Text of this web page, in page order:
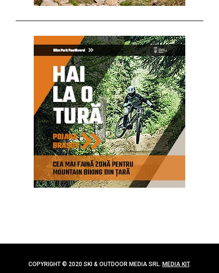
COPYRIGHT © 2020 SKI & OUTDOOR MEDIA SRL. MEDIA KIT.